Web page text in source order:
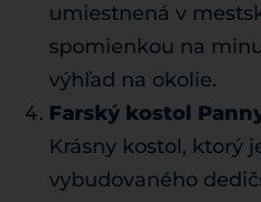
umiestnená v
spomienkou na
výhľad na okolie.
Farský kostol
Krásny kostol, ktorý
vybudovaného